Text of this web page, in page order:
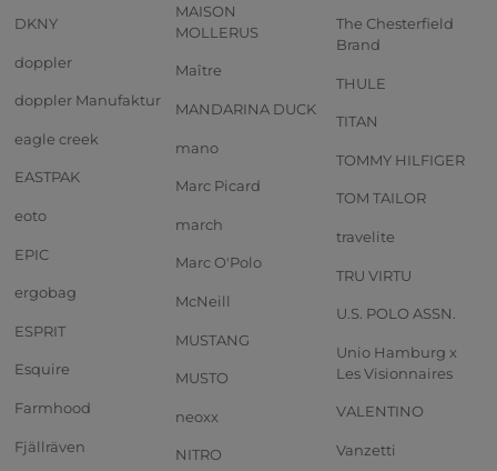
DKNY
doppler
doppler Manufaktur
eagle creek
EASTPAK
eoto
EPIC
ergobag
ESPRIT
Esquire
Farmhood
Fjällräven
MAISON
MOLLERUS
Maître
MANDARINA DUCK
mano
Marc Picard
march
Marc O'Polo
McNeill
MUSTANG
MUSTO
neoxx
NITRO
The Chesterfield
Brand
THULE
TITAN
TOMMY HILFIGER
TOM TAILOR
travelite
TRU VIRTU
U.S. POLO ASSN.
Unio Hamburg x
Les Visionnaires
VALENTINO
Vanzetti